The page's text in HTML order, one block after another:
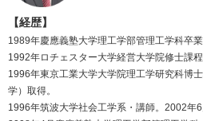
【経歴】
1989年慶應義塾大学理工学部管理工学科卒業
1992年ロチェスター大学経営大学院修士課程
1996年東京工業大学大学院理工学研究科博
学）取得。
1996年筑波大学社会工学系・講師。2002年6